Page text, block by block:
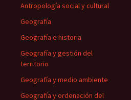
Antropología social y cultural
Geografía
Geografía e historia
Geografía y gestión del
territorio
Geografía y medio ambiente
Geografía y ordenación del